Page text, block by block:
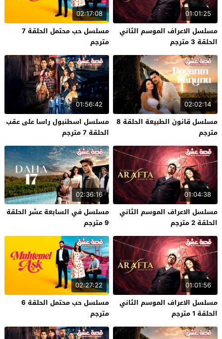
01:01:25
مسلسل الاعراف الموسم الثاني
الحلقة 3 مترجم
02:17:08
مسلسل حب محتمل الحلقة 7
مترجم
02:02:14
مسلسل قانون الطبيعة الحلقة 8
مترجم
01:56:42
مسلسل اسطنبول راسا على عقب
الحلقة 7 مترجم
01:04:38
مسلسل الاعراف الموسم الثاني
الحلقة 2 مترجم
02:36:16
مسلسل في السابعة عشر الحلقة
9 مترجم
01:01:56
مسلسل الاعراف الموسم الثاني
الحلقة 1 مترجم
02:27:22
مسلسل حب محتمل الحلقة 6
مترجم